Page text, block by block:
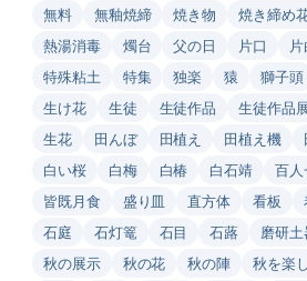
無料
無釉焼締 焼き物 焼き締め
熱湯消毒
燭台 父の日 片口
特殊粘土
特集 独楽 猿 獅子頭
生け花
生徒 生徒作品 生徒作品
生花
田んぼ 田植え 田植え機
白い桜
白梅 白椿 白石靖 百
皆既月食
盛り皿 直方体 看板
石庭
石灯篭 石目 石蕗 磨研土
秋の展示
秋の花 秋の陣 秋を楽